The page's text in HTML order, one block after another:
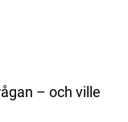
– och ville